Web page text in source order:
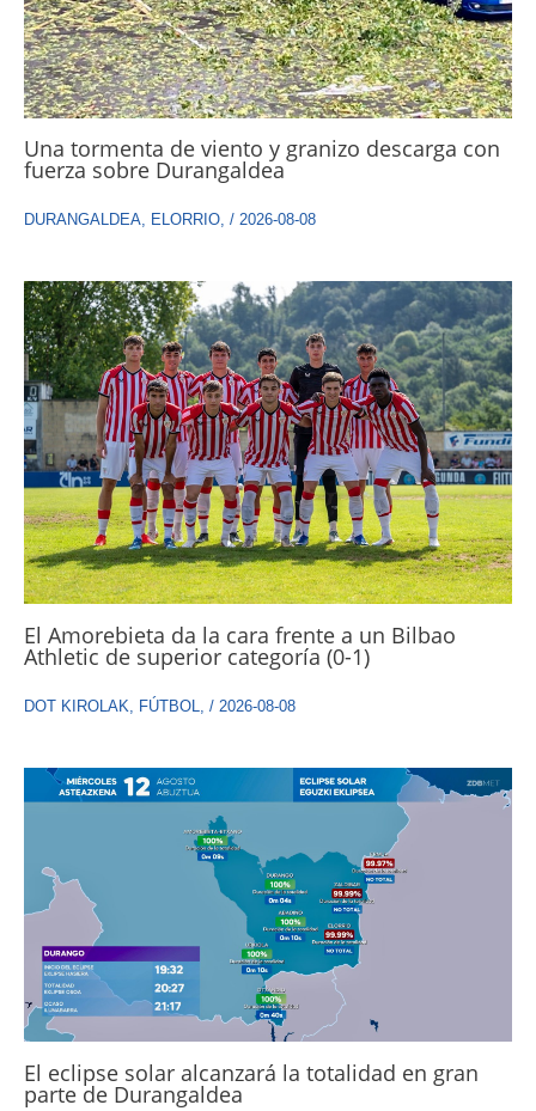
Una tormenta de viento y granizo descarga con
fuerza sobre Durangaldea
DURANGALDEA, ELORRIO, / 2026-08-08
El Amorebieta da la cara frente a un Bilbao
Athletic de superior categoría (0-1)
DOT KIROLAK, FÚTBOL, / 2026-08-08
El eclipse solar alcanzará la totalidad en gran
parte de Durangaldea